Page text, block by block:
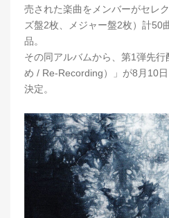
売された楽曲をメンバーがセレ
ズ盤2枚、メジャー盤2枚）計50
品。
その同アルバムから、第1弾先
め / Re-Recording）」が8月10
決定。